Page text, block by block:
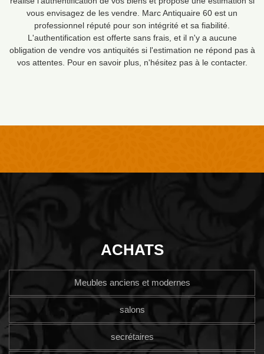
vous envisagez de les vendre. Marc Antiquaire 60 est un
professionnel réputé pour son intégrité et sa fiabilité.
L'authentification est offerte sans frais, et il n'y a aucune
obligation de vendre vos antiquités si l'estimation ne répond pas à
vos attentes. Pour en savoir plus, n'hésitez pas à le contacter.
ACHATS
Meubles anciens et modernes
salons
secrétaires